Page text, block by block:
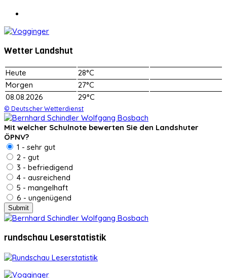
Wetter Landshut
Heute
28°C
Morgen
27°C
08.08.2026
29°C
© Deutscher Wetterdienst
Mit welcher Schulnote bewerten Sie den Landshuter
ÖPNV?
1 - sehr gut
2 - gut
3 - befriedigend
4 - ausreichend
5 - mangelhaft
6 - ungenügend
rundschau Leserstatistik